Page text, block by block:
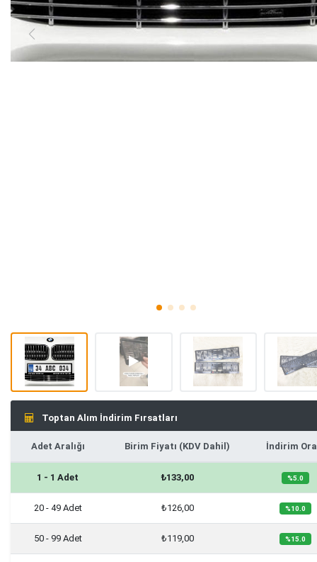
Toptan Alım İndirim Fırsatları
Adet Aralığı Birim Fiyatı (KDV Dahil) İndirim
1 - 1 Adet ₺133,00 %5.0
20 - 49 Adet ₺126,00 %10.0
50 - 99 Adet ₺119,00 %15.0